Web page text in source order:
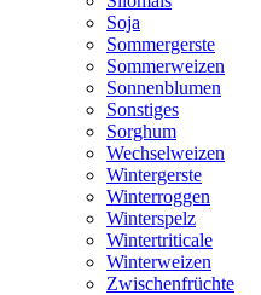
Soja
Sommergerste
Sommerweizen
Sonnenblumen
Sonstiges
Sorghum
Wechselweizen
Wintergerste
Winterroggen
Winterspelz
Wintertriticale
Winterweizen
Zwischenfrüchte